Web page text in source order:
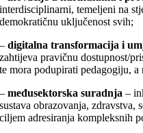
interdisciplinarni, temeljeni na
demokratičnu uključenost svih;
–digitalna transformacija i
zahtijeva pravičnu dostupnost/
te mora podupirati pedagogiju, a
–međusektorska suradnja –
sustava obrazovanja, zdravstva,
ciljem adresiranja kompleksnih